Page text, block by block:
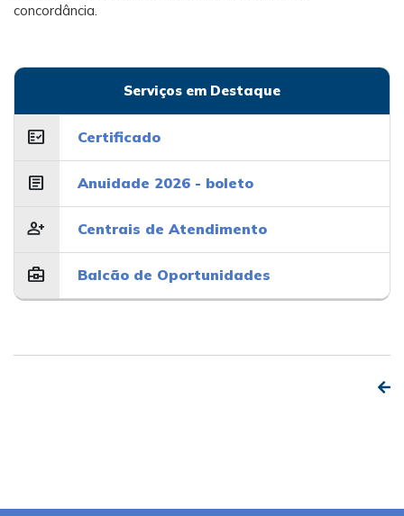
concordância.
Serviços em Destaque
fact_check Certificado
article Anuidade 2026 - boleto
person_add Centrais de Atendimento
business_center Balcão de Oportunidades